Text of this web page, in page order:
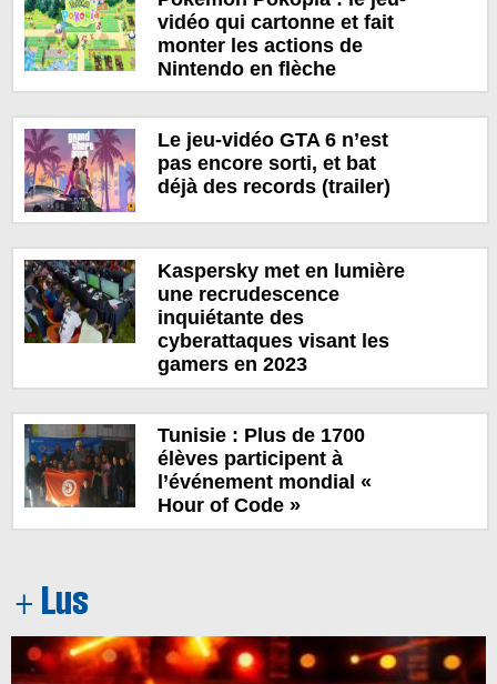
vidéo qui cartonne et fait
monter les actions de
Nintendo en flèche
Le jeu-vidéo GTA 6 n’est
pas encore sorti, et bat
déjà des records (trailer)
Kaspersky met en lumière
une recrudescence
inquiétante des
cyberattaques visant les
gamers en 2023
Tunisie : Plus de 1700
élèves participent à
l’événement mondial «
Hour of Code »